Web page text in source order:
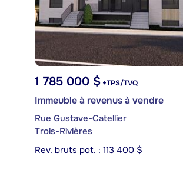
1 785 000 $ +TPS/TVQ
Immeuble à revenus à vendre
Rue Gustave-Catellier
Trois-Rivières
Rev. bruts pot. : 113 400 $